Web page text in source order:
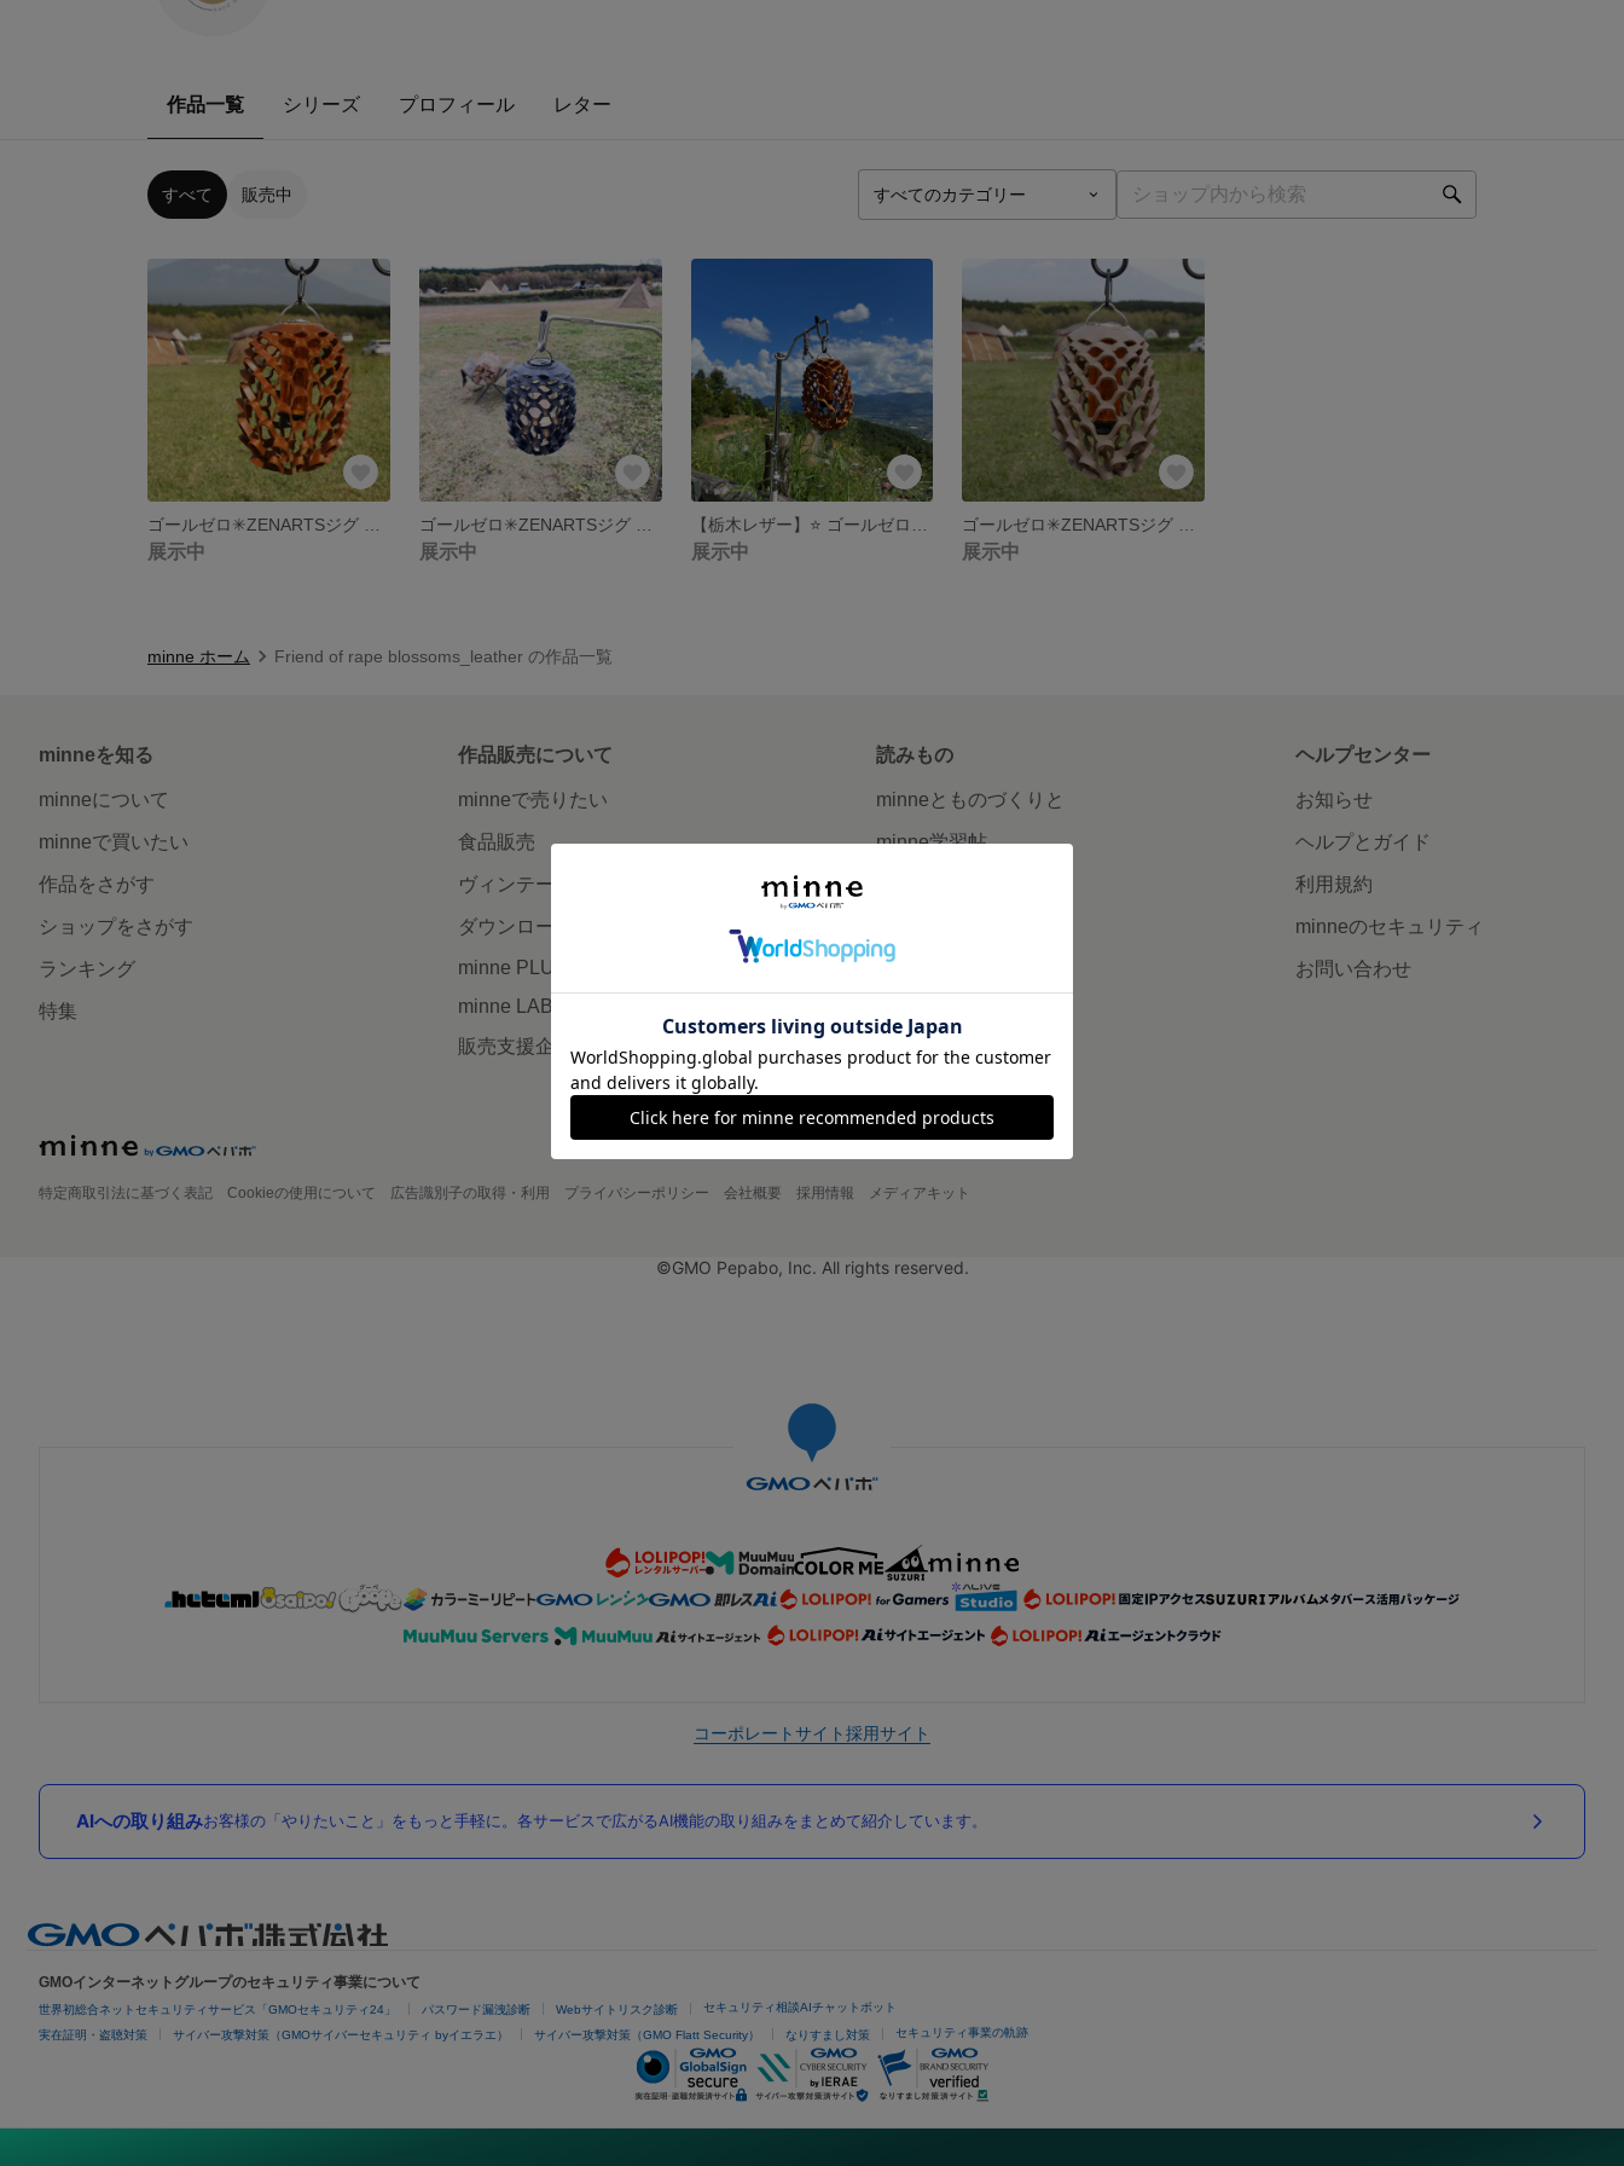
作品一覧 シリーズ プロフィール レター
すべて 販売中
展示中 展示中 展示中 展示中
minne ホーム Friend of rape blossoms_leather の作品一覧
minneを知る
minneについて
minneで買いたい
作品をさがす
ショップをさがす
ランキング
特集
作品販売について
minneで売りたい
食品販売
ヴィンテージ販売
ダウンロード販売
minne PLUS
minne LAB
販売支援企画・イベント
読みもの
minneとものづくりと
minne学習帖
広告出稿について
ヘルプセンター
お知らせ
ヘルプとガイド
利用規約
minneのセキュリティ
お問い合わせ
特定商取引法に基づく表記 Cookieの使用について 広告識別子の取得・利用 プライバシーポリシー 会社概要 採用情報 メディアキット
©GMO Pepabo, Inc. All rights reserved.
コーポレートサイト採用サイト
AIへの取り組みお客様の「やりたいこと」をもっと手軽に。各サービスで広がるAI機能の取り組みをまとめて紹介しています。
GMOインターネットグループのセキュリティ事業について
世界初総合ネットセキュリティサービス「GMOセキュリティ24」 パスワード漏洩診断 Webサイトリスク診断 セキュリティ相談AIチャットボット
実在証明・盗聴対策 サイバー攻撃対策（GMOサイバーセキュリティ byイエラエ） サイバー攻撃対策（GMO Flatt Security） なりすまし対策 セキュリティ事業の軌跡